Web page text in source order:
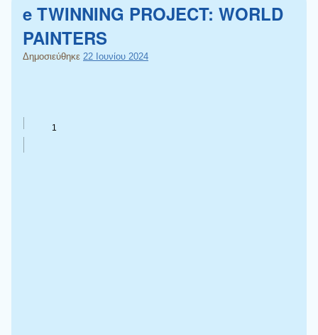
e TWINNING PROJECT: WORLD
PAINTERS
Δημοσιεύθηκε 22 Ιουνίου 2024